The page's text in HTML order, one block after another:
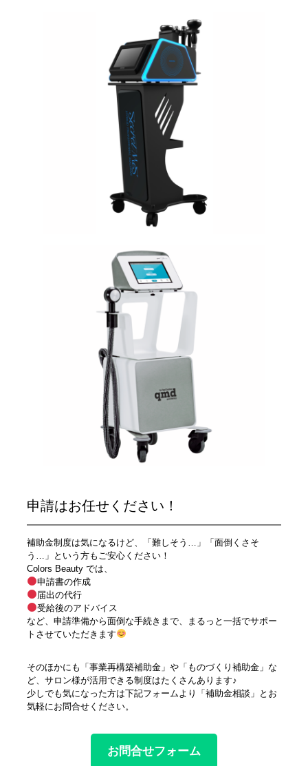
申請はお任せください！
補助金制度は気になるけど、「難しそう…」「面倒くさそ
う…」という方もご安心ください！
Colors Beauty では、
申請書の作成
届出の代行
受給後のアドバイス
など、申請準備から面倒な手続きまで、まるっと一括でサポー
トさせていただきます
そのほかにも「事業再構築補助金」や「ものづくり補助金」な
ど、サロン様が活用できる制度はたくさんあります♪
少しでも気になった方は下記フォームより「補助金相談」とお
気軽にお問合せください。
お問合せフォーム